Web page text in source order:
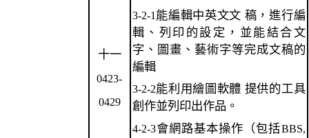
十一
0423-
0429
3-2-1 能編輯中英文文 稿，進行編
輯、列印的設定，並能結合文
字、圖畫、藝術字等完成文稿的
編輯
3-2-2能利用繪圖軟體 提供的工具
創作並列印出作品。
4-2-3會網路基本操作（包括BBS,